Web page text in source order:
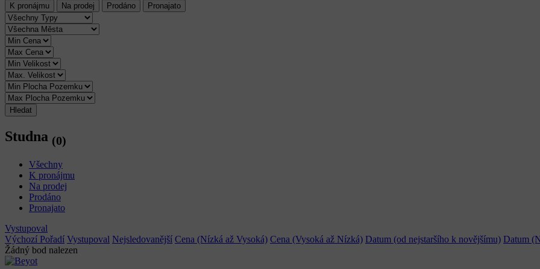
K pronájmu Na prodej Prodáno Pronajato
Hledat
Studna (0)
Všechny
K pronájmu
Na prodej
Prodáno
Pronajato
Vystupoval
Výchozí Pořadí Vystupoval Nejsledovanější Cena (Nízká až Vysoká) Cena (Vysoká až Nízká) Datum (od nejstaršího k novějšímu) Datum
Žádný bod nalezen